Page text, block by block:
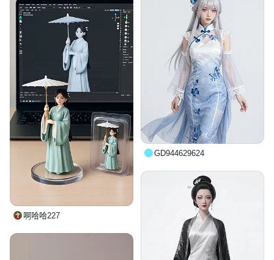
啊哈哈227
GD944629624